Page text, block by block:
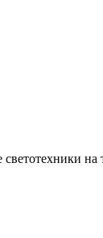
светотехники